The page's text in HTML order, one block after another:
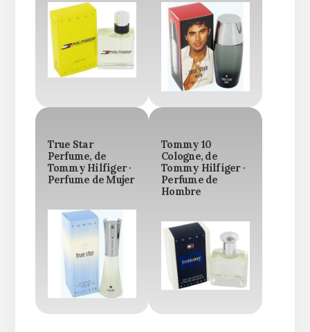
True Star
Perfume, de
Tommy Hilfiger ·
Perfume de Mujer
Tommy 10
Cologne, de
Tommy Hilfiger ·
Perfume de
Hombre